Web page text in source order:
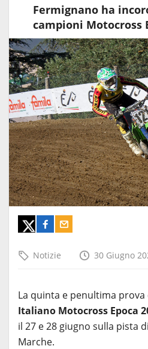
Fermignano ha
campioni Motocross
Notizie 30 Giugno
La quinta e penultima prova
Italiano Motocross Epoca
il 27 e 28 giugno sulla pista
Marche.